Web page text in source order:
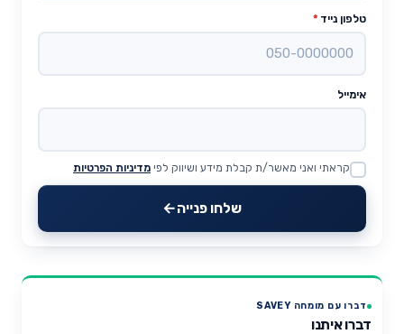
טלפון נייד *
אימייל
Website
קראתי ואני מאשר/ת קבלת מידע ושיווק לפי מדיניות הפרטיות
שלחו פנייה
דברו עם מומחה SAVEY
דברו איתנו